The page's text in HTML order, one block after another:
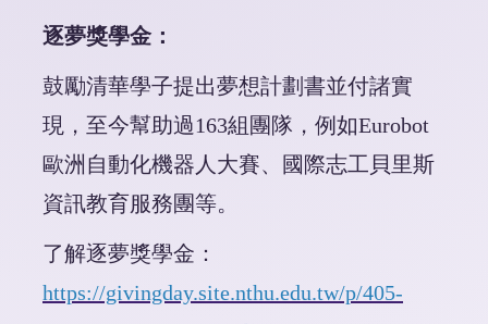
逐夢獎學金：
鼓勵清華學子提出夢想計劃書並付諸實
現，至今幫助過163組團隊，例如Eurobot
歐洲自動化機器人大賽、國際志工貝里斯
資訊教育服務團等。
了解逐夢獎學金：
https://givingday.site.nthu.edu.tw/p/405-